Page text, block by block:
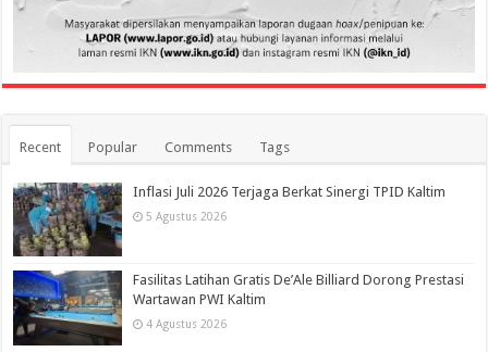
Recent Popular Comments Tags
Inflasi Juli 2026 Terjaga Berkat Sinergi TPID Kaltim
5 Agustus 2026
Fasilitas Latihan Gratis De’Ale Billiard Dorong Prestasi
Wartawan PWI Kaltim
4 Agustus 2026